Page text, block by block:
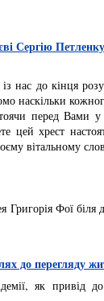
Сергію
нас до кінця
наскільки
перед Вами
цей хрест
вітальному
Григорія Фої
до перегляду
як привід